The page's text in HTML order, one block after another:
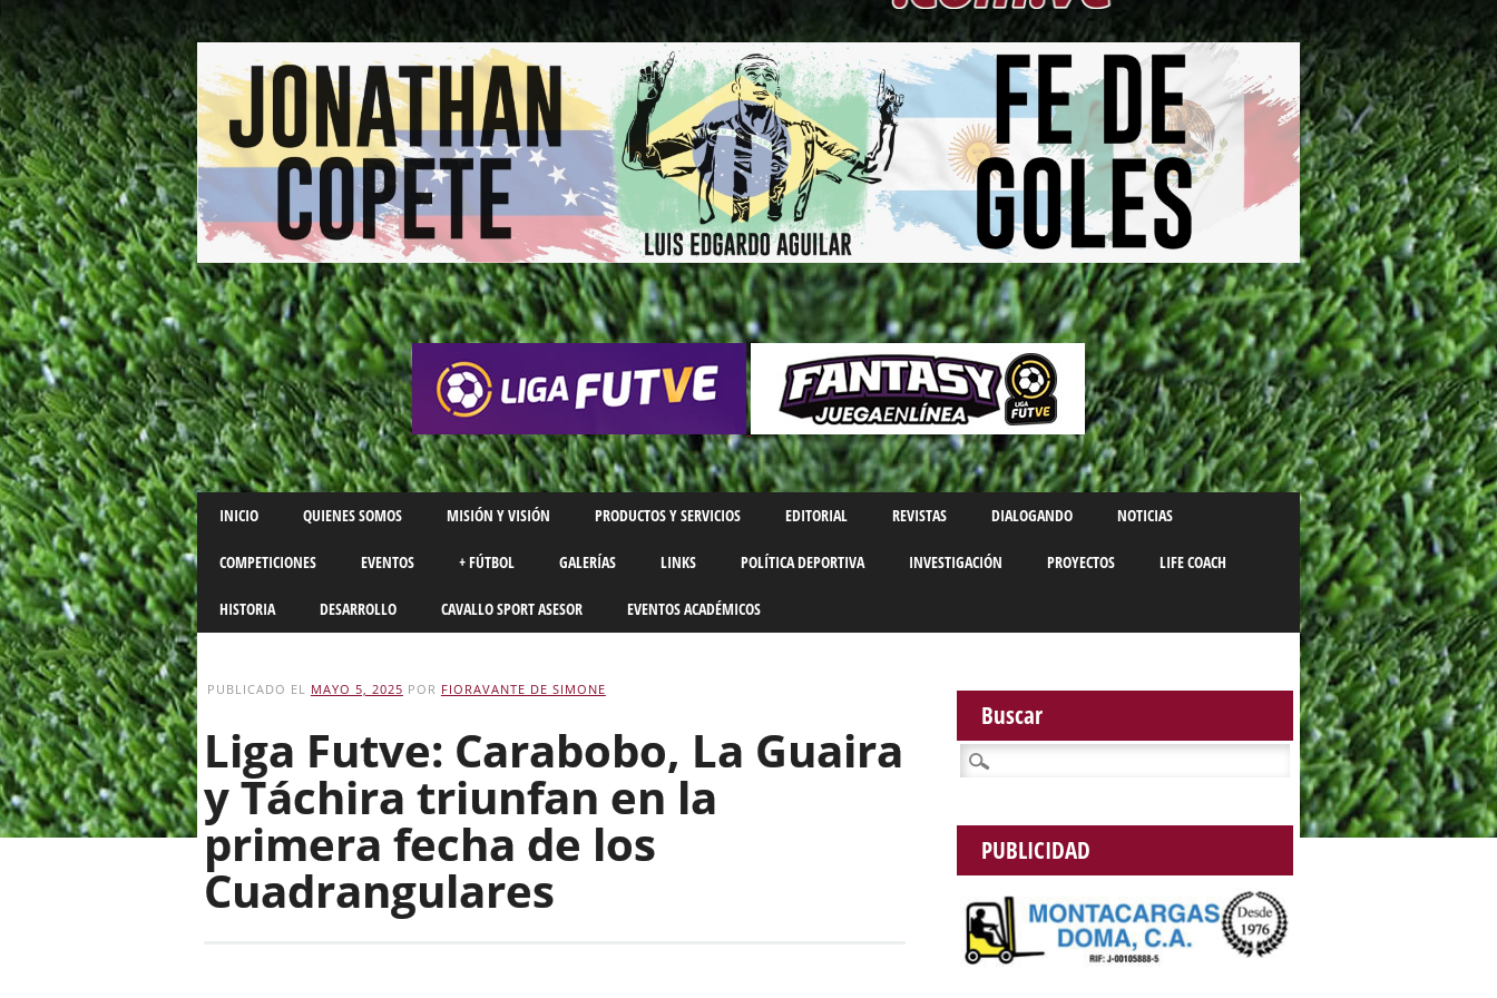
Main menu
Skip
to
content
INICIO QUIENES SOMOS MISIÓN Y VISIÓN PRODUCTOS Y SERVICIOS EDITORIAL REVISTAS DIALOGANDO NOTICIAS
COMPETICIONES EVENTOS + FÚTBOL GALERÍAS LINKS POLÍTICA DEPORTIVA INVESTIGACIÓN PROYECTOS LIFE COACH
HISTORIA DESARROLLO CAVALLO SPORT ASESOR EVENTOS ACADÉMICOS
PUBLICADO EL MAYO 5, 2025 POR FIORAVANTE DE SIMONE
Liga Futve: Carabobo, La Guaira
y Táchira triunfan en la
primera fecha de los
Cuadrangulares
Buscar
Buscar:
PUBLICIDAD